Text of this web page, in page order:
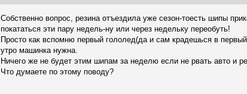
Собственно вопрос, резина отъездила уже сезон-тоесть шипы
покататься эти пару недель-ну или через недельку переобуть!
Просто как вспомню первый гололед(да и сам крадешься в
утро машинка нужна.
Ничего же не будет этим шипам за неделю если не рвать авто и
Что думаете по этому поводу?